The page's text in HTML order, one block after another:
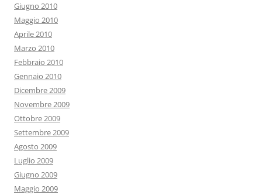
Giugno 2010
Maggio 2010
Aprile 2010
Marzo 2010
Febbraio 2010
Gennaio 2010
Dicembre 2009
Novembre 2009
Ottobre 2009
Settembre 2009
Agosto 2009
Luglio 2009
Giugno 2009
Maggio 2009